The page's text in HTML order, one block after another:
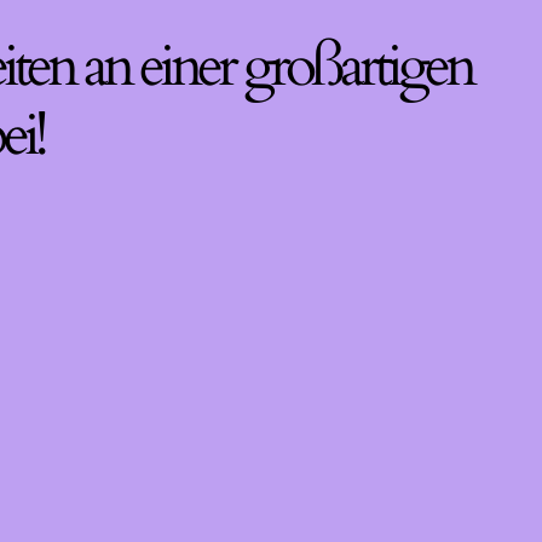
an einer großartigen